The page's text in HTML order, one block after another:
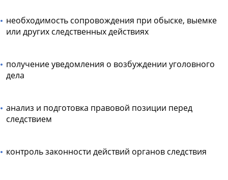
необходимость сопровождения при обыске, выемке
или других следственных действиях
получение уведомления о возбуждении уголовного
дела
анализ и подготовка правовой позиции перед
следствием
контроль законности действий органов следствия